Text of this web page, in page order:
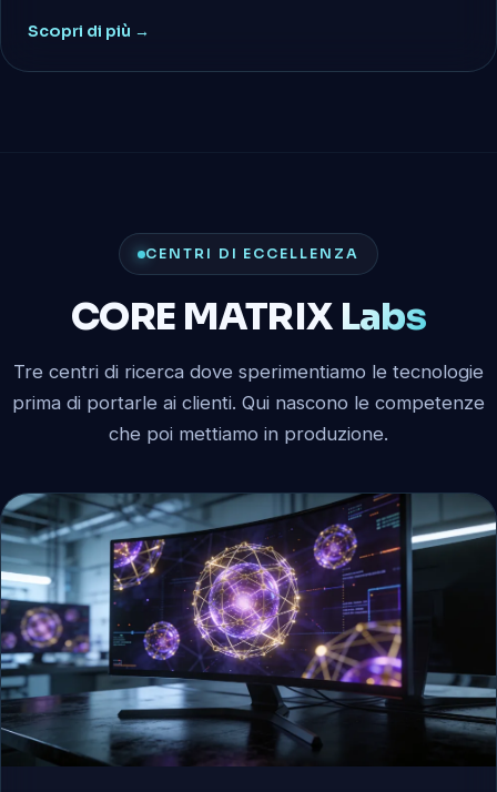
Scopri di più →
CENTRI DI ECCELLENZA
CORE MATRIX Labs
Tre centri di ricerca dove sperimentiamo le tecnologie
prima di portarle ai clienti. Qui nascono le competenze
che poi mettiamo in produzione.